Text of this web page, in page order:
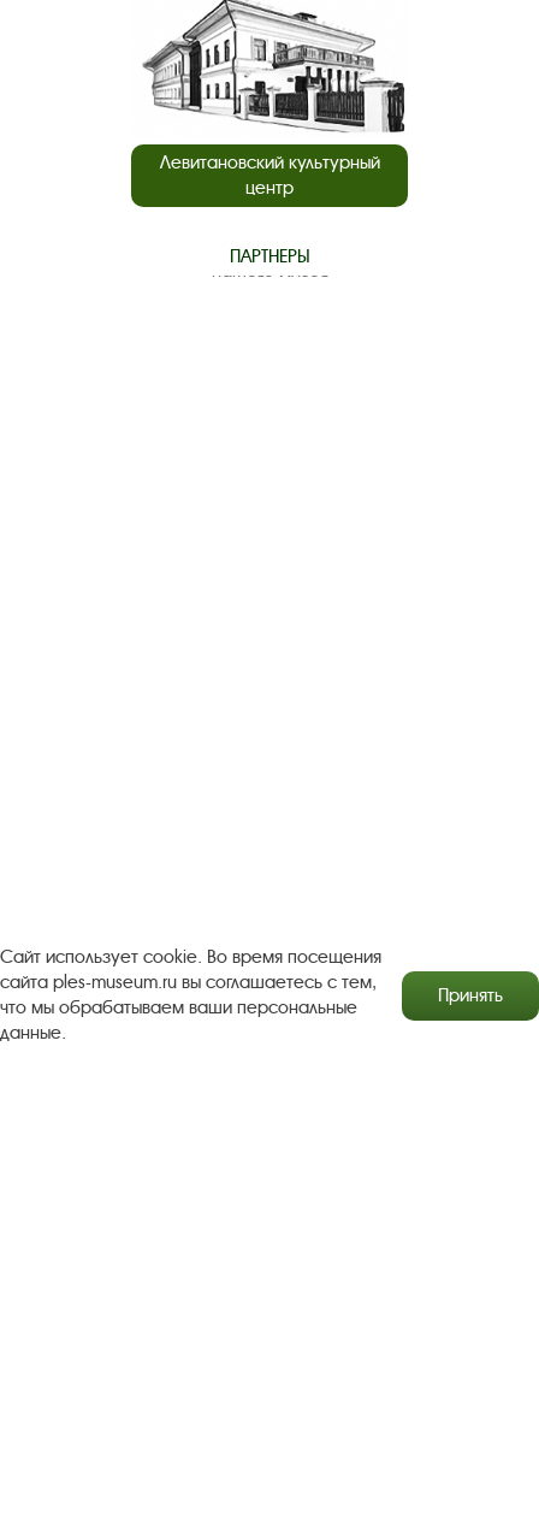
Левитановский культурный
центр
ПАРТНЕРЫ
нашего музея
Антикоррупционная деятельность
Сайт использует cookie. Во время посещения
сайта ples-museum.ru вы соглашаетесь с тем,
что мы обрабатываем ваши персональные
данные.
Принять